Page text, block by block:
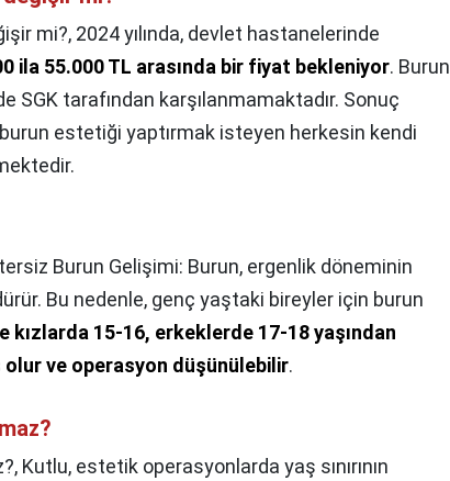
mi?, 2024 yılında, devlet hastanelerinde
ila 55.000 TL arasında bir fiyat bekleniyor. Burun
tarafından karşılanmamaktadır. Sonuç
estetiği yaptırmak isteyen herkesin kendi
Burun Gelişimi: Burun, ergenlik döneminin
Bu nedenle, genç yaştaki bireyler için burun
kızlarda 15-16, erkeklerde 17-18 yaşından
olur ve operasyon düşünülebilir.
Kutlu, estetik operasyonlarda yaş sınırının